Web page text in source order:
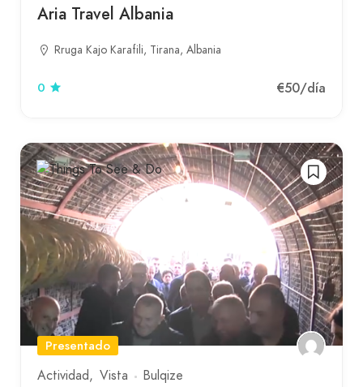
Aria Travel Albania
Rruga Kajo Karafili, Tirana, Albania
0 €50/día
Presentado
Actividad
Vista Bulqize